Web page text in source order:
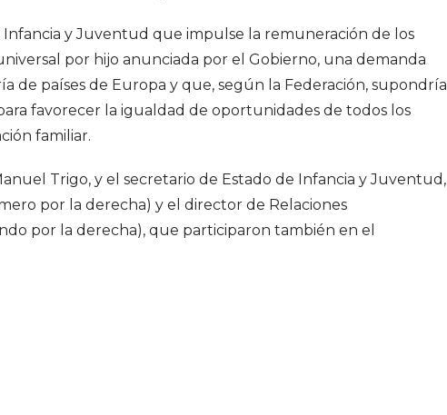
y Juventud que impulse la remuneración de los
por hijo anunciada por el Gobierno, una demanda
de países de Europa y que, según la Federación, supondría
favorecer la igualdad de oportunidades de todos los
familiar.
Trigo, y el secretario de Estado de Infancia y Juventud,
por la derecha) y el director de Relaciones
por la derecha), que participaron también en el